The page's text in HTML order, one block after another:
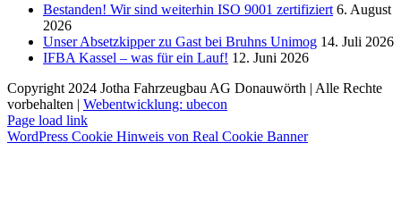
Bestanden! Wir sind weiterhin ISO 9001 zertifiziert 6. August
2026
Unser Absetzkipper zu Gast bei Bruhns Unimog 14. Juli 2026
IFBA Kassel – was für ein Lauf! 12. Juni 2026
Copyright 2024 Jotha Fahrzeugbau AG Donauwörth | Alle Rechte
vorbehalten | Webentwicklung: ubecon
Page load link
WordPress Cookie Hinweis von Real Cookie Banner